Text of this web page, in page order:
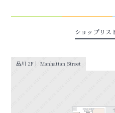
ショップリス
品川 2F｜ Manhattan Street